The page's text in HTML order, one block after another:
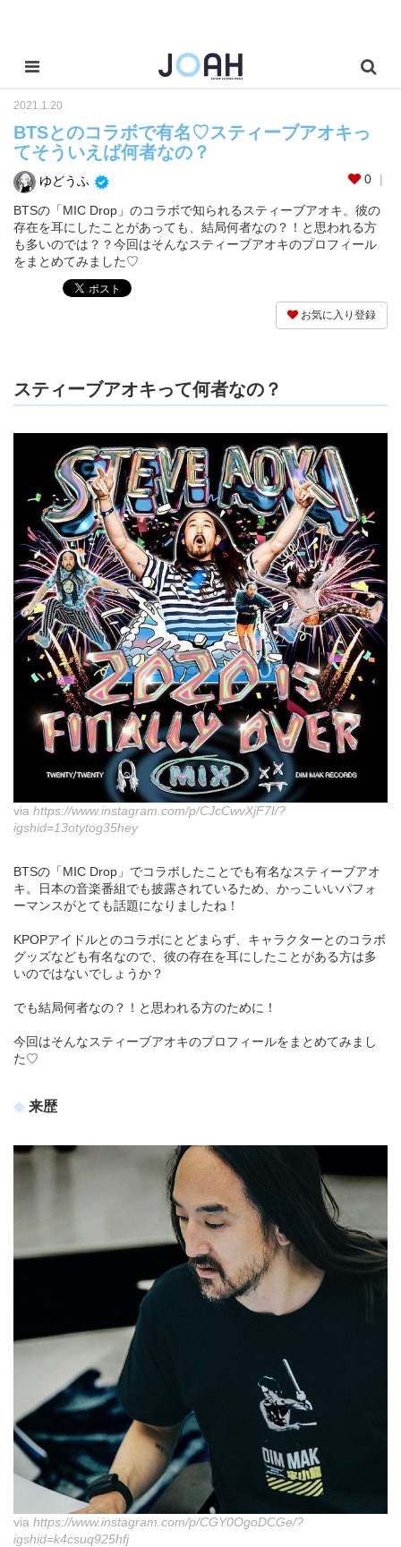
2021.1.20
BTSとのコラボで有名♡スティーブアオキっ
てそういえば何者なの？
ゆどうふ 0
BTSの「MIC Drop」のコラボで知られるスティーブアオキ。彼の
存在を耳にしたことがあっても、結局何者なの？！と思われる方
も多いのでは？？今回はそんなスティーブアオキのプロフィール
をまとめてみました♡
お気に入り登録
スティーブアオキって何者なの？
via https://www.instagram.com/p/CJcCwvXjF7I/?
igshid=13otytog35hey
BTSの「MIC Drop」でコラボしたことでも有名なスティーブアオ
キ。日本の音楽番組でも披露されているため、かっこいいパフォ
ーマンスがとても話題になりましたね！
KPOPアイドルとのコラボにとどまらず、キャラクターとのコラボ
グッズなども有名なので、彼の存在を耳にしたことがある方は多
いのではないでしょうか？
でも結局何者なの？！と思われる方のために！
今回はそんなスティーブアオキのプロフィールをまとめてみまし
た♡
来歴
via https://www.instagram.com/p/CGY0OgoDCGe/?
igshid=k4csuq925hfj